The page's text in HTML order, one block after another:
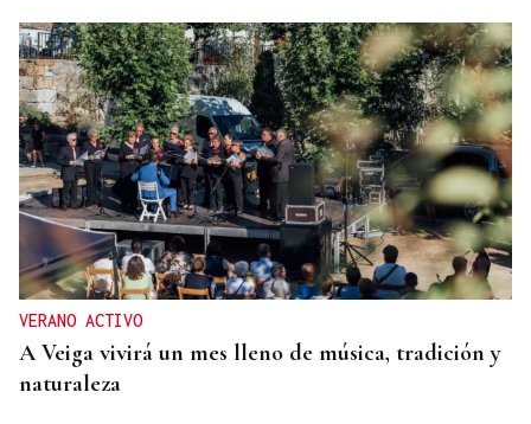
VERANO ACTIVO
A Veiga vivirá un mes lleno de música, tradición y
naturaleza